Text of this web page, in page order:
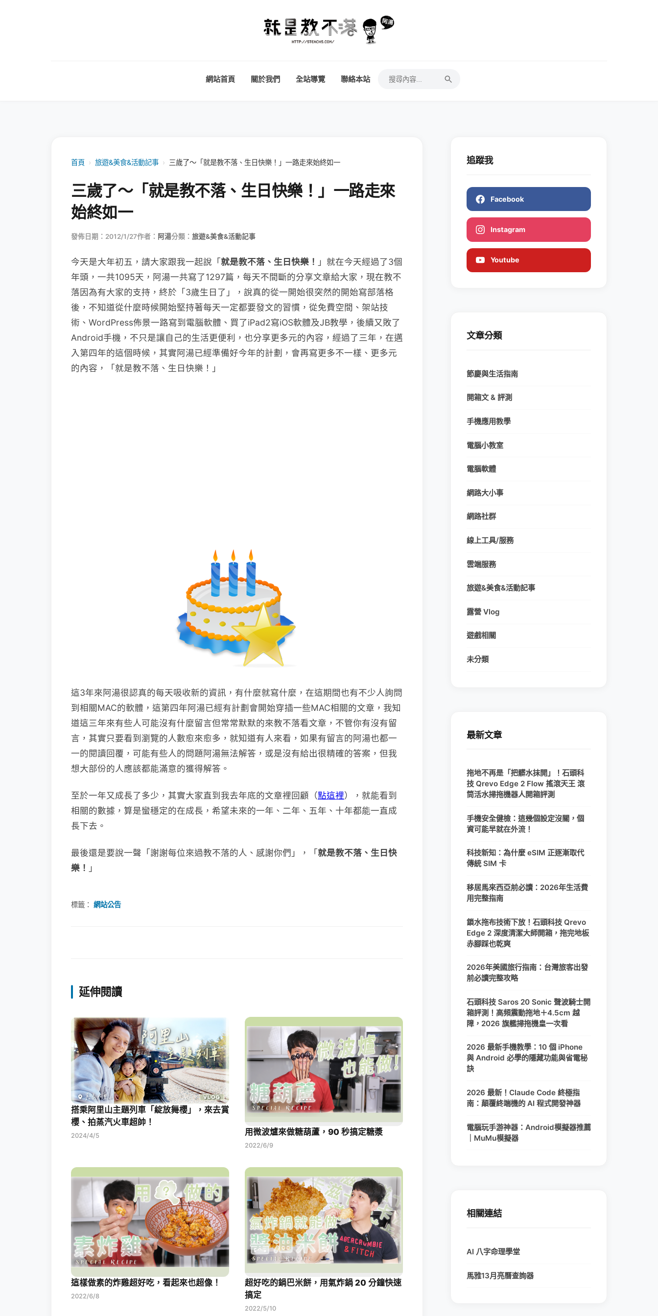
網站首頁 關於我們 全站導覽 聯絡本站
首頁 › 旅遊&美食&活動記事 › 三歲了～「就是教不落、生日快樂！」一路走來始終如一
三歲了～「就是教不落、生日快樂！」一路走來
始終如一
發佈日期：2012/1/27作者： 阿湯分類： 旅遊&美食&活動記事
今天是大年初五，請大家跟我一起說「就是教不落、生日快樂！ 」就在今天經過了3個
年頭，一共1095天，阿湯一共寫了1297篇，每天不間斷的分享文章給大家，現在教不
落因為有大家的支持，終於「3歲生日了」，說真的從一開始很突然的開始寫部落格
後，不知道從什麼時候開始堅持著每天一定都要發文的習慣，從免費空間、架站技
術、WordPress佈景一路寫到電腦軟體、買了iPad2寫iOS軟體及JB教學，後續又敗了
Android手機，不只是讓自己的生活更便利，也分享更多元的內容，經過了三年，在邁
入第四年的這個時候，其實阿湯已經準備好今年的計劃，會再寫更多不一樣、更多元
的內容，「就是教不落、生日快樂！」
這3年來阿湯很認真的每天吸收新的資訊，有什麼就寫什麼，在這期間也有不少人詢問
到相關MAC的軟體，這第四年阿湯已經有計劃會開始穿插一些MAC相關的文章，我知
道這三年來有些人可能沒有什麼留言但常常默默的來教不落看文章，不管你有沒有留
言，其實只要看到瀏覽的人數愈來愈多，就知道有人來看，如果有留言的阿湯也都一
一的閱讀回覆，可能有些人的問題阿湯無法解答，或是沒有給出很精確的答案，但我
想大部份的人應該都能滿意的獲得解答。
至於一年又成長了多少，其實大家直到我去年底的文章裡回顧（點這裡），就能看到
相關的數據，算是蠻穩定的在成長，希望未來的一年、二年、五年、十年都能一直成
長下去。
最後還是要說一聲「謝謝每位來過教不落的人、感謝你們」，「就是教不落、生日快
樂！ 」
標籤： 網站公告
延伸閱讀
搭乘阿里山主題列車「綻放舞櫻」，來去賞
櫻、拍蒸汽火車超帥！
2024/4/5 用微波爐來做糖葫蘆，90 秒搞定糖漿
2022/6/9
這樣做素的炸雞超好吃，看起來也超像！
2022/6/8
超好吃的鍋巴米餅，用氣炸鍋 20 分鐘快速
搞定
2022/5/10
追蹤我
Facebook
Instagram
Youtube
文章分類
節慶與生活指南
開箱文 & 評測
手機應用教學
電腦小教室
電腦軟體
網路大小事
網路社群
線上工具/服務
雲端服務
旅遊&美食&活動記事
露營 Vlog
遊戲相關
未分類
最新文章
拖地不再是「把髒水抹開」！石頭科
技 Qrevo Edge 2 Flow 搖滾天王 滾
筒活水掃拖機器人開箱評測
手機安全健檢：這幾個設定沒關，個
資可能早就在外流！
科技新知：為什麼 eSIM 正逐漸取代
傳統 SIM 卡
移居馬來西亞前必讀：2026年生活費
用完整指南
鎖水拖布技術下放！石頭科技 Qrevo
Edge 2 深度清潔大師開箱，拖完地板
赤腳踩也乾爽
2026年美國旅行指南：台灣旅客出發
前必讀完整攻略
石頭科技 Saros 20 Sonic 聲波騎士開
箱評測！高頻震動拖地＋4.5cm 越
障，2026 旗艦掃拖機皇一次看
2026 最新手機教學：10 個 iPhone
與 Android 必學的隱藏功能與省電秘
訣
2026 最新！Claude Code 終極指
南：顛覆終端機的 AI 程式開發神器
電腦玩手游神器：Android模擬器推薦
｜MuMu模擬器
相關連結
AI 八字命理學堂
馬雅13月亮曆查詢器